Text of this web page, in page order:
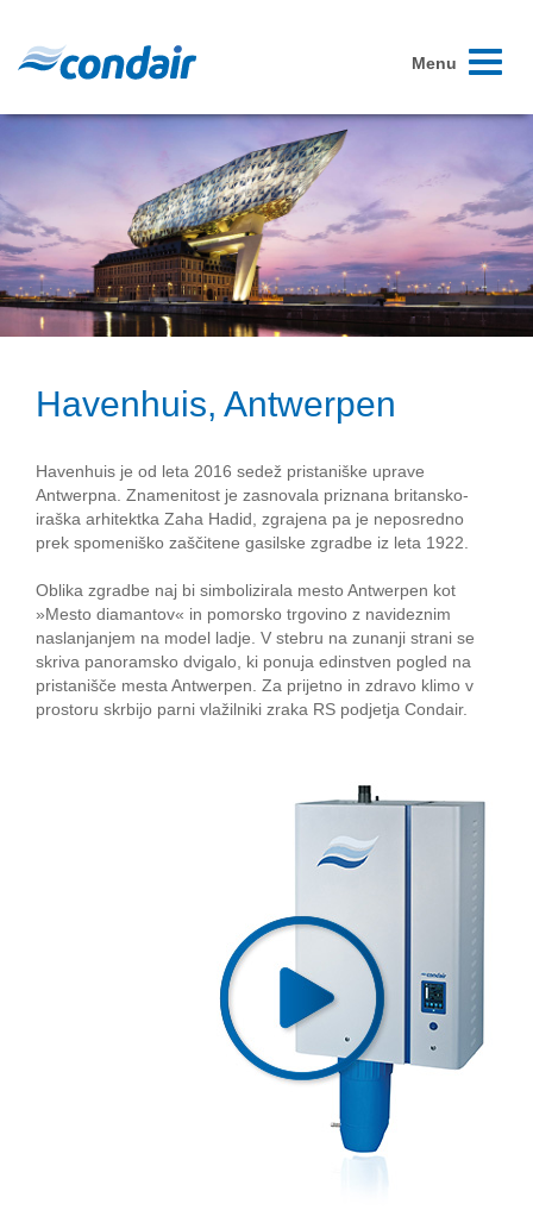
Toggle
Menu
Havenhuis, Antwerpen
Havenhuis je od leta 2016 sedež pristaniške uprave
Antwerpna. Znamenitost je zasnovala priznana britansko-
iraška arhitektka Zaha Hadid, zgrajena pa je neposredno
prek spomeniško zaščitene gasilske zgradbe iz leta 1922.
Oblika zgradbe naj bi simbolizirala mesto Antwerpen kot
»Mesto diamantov« in pomorsko trgovino z navideznim
naslanjanjem na model ladje. V stebru na zunanji strani se
skriva panoramsko dvigalo, ki ponuja edinstven pogled na
pristanišče mesta Antwerpen. Za prijetno in zdravo klimo v
prostoru skrbijo parni vlažilniki zraka RS podjetja Condair.